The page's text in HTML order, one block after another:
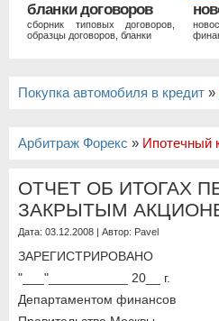
бланки договоров
сборник типовых договоров,
образцы договоров, бланки
Покупка автомобиля в кредит »
Арбитраж Форекс » Ипотечный
ОТЧЕТ ОБ ИТОГАХ
ЗАКРЫТЫМ
Дата: 03.12.2008 | Автор: Pavel
ЗАРЕГИСТРИРОВАНО
"___"___________ 20__ г.
Департаментом финансов